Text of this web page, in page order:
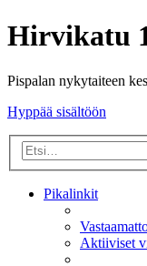
Hirvikatu
Pispalan nykytaiteen
Hyppää sisältöön
Pikalinkit
Aktiiviset